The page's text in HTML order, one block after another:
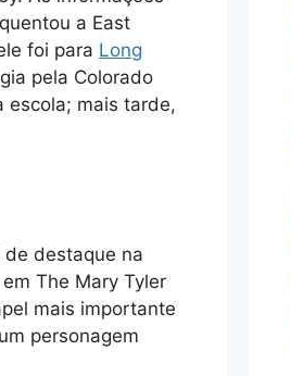
a East
foi para Long
pela Colorado
escola; mais tarde,
de destaque na
The Mary Tyler
mais importante
personagem